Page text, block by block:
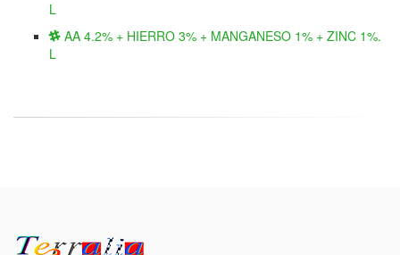
L
AA 4.2% + HIERRO 3% + MANGANESO 1% + ZINC 1%.
L